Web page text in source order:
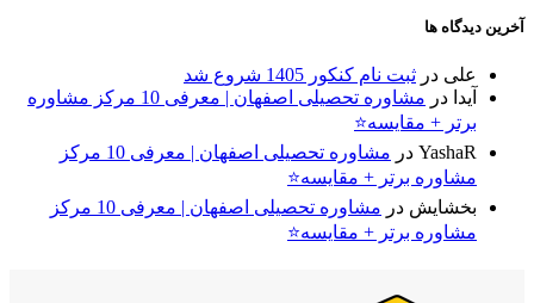
آخرین دیدگاه ها
علی در ثبت نام کنکور 1405 شروع شد
آیدا در
مشاوره تحصیلی اصفهان | معرفی 10 مرکز مشاوره
برتر + مقایسه⭐
YashaR در
مشاوره تحصیلی اصفهان | معرفی 10 مرکز
مشاوره برتر + مقایسه⭐
بخشایش در
مشاوره تحصیلی اصفهان | معرفی 10 مرکز
مشاوره برتر + مقایسه⭐